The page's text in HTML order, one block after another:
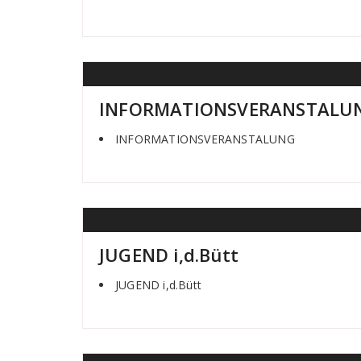
INFORMATIONSVERANSTALUNG
JUGEND i,d.Bütt
JUGEND i,d.Bütt